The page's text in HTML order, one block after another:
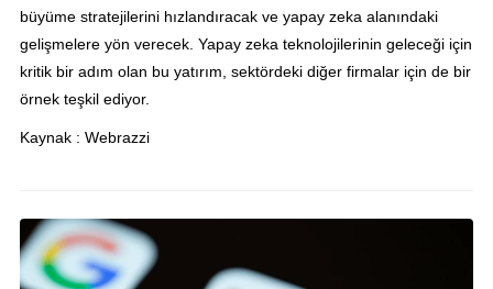
büyüme stratejilerini hızlandıracak ve yapay zeka alanındaki
gelişmelere yön verecek. Yapay zeka teknolojilerinin geleceği için
kritik bir adım olan bu yatırım, sektördeki diğer firmalar için de bir
örnek teşkil ediyor.
Kaynak : Webrazzi